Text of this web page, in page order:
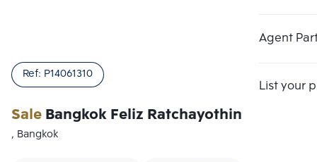
Agent
List your
SaleBangkok Feliz Ratchayothin
Ref: P14061310
, Bangkok